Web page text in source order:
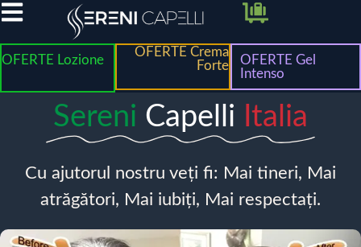
OFERTE Lozione
OFERTE Crema
Forte
OFERTE Gel
Intenso
Sereni Capelli Italia
Cu ajutorul nostru veți fi: Mai tineri, Mai
atrăgători, Mai iubiți, Mai respectați.